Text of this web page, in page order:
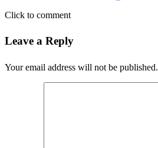
Click to comment
Leave a Reply
Your email address will not be published.